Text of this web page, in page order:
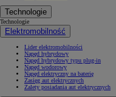
Technologie
Technologie
Elektromobilność
Lider elektromobilności
Napęd hybrydowy
Napęd hybrydowy typu plug-in
Napęd wodorowy
Napęd elektryczny na baterię
Zasięg aut elektrycznych
Zalety posiadania aut elektrycznych